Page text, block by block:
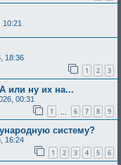
18:36
1 2 3
или ну их на...
00:31
1 6 7 8 9
систему?
16:24
1 2 3 4 5 6